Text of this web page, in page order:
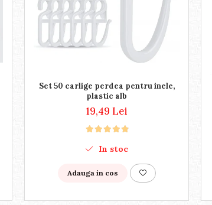
Set 50 carlige perdea pentru inele,
plastic alb
19,49 Lei
In stoc
Adauga in cos